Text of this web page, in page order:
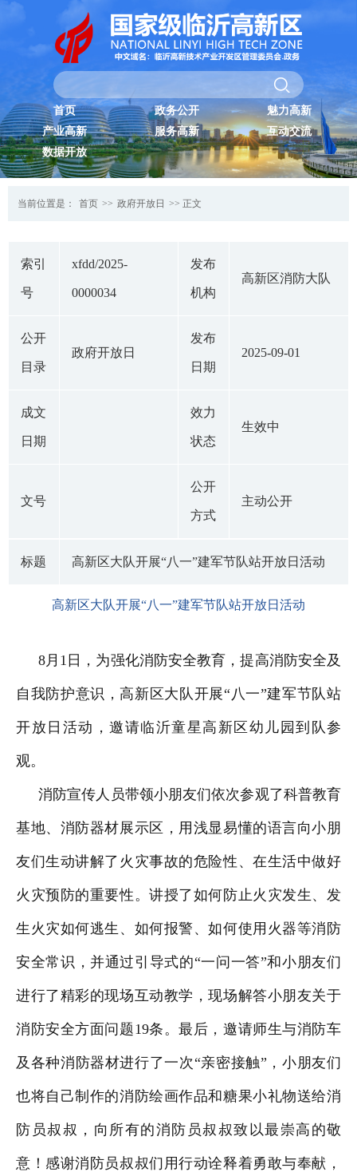
首页 政务公开
魅力高新
产业高新
服务高新
互动交流
数据开放
当前位置是： 首页 >> 政府开放日 >> 正文
索引
号
xfdd/2025-
0000034
发布
机构
高新区消防大队
公开
目录
政府开放日
发布
日期
2025-09-01
成文
日期
效力
状态
生效中
文号
公开
方式
主动公开
标题 高新区大队开展“八一”建军节队站开放日活动
高新区大队开展“八一”建军节队站开放日活动
8月1日，为强化消防安全教育，提高消防安全及
自我防护意识，高新区大队开展“八一”建军节队站
开放日活动，邀请临沂童星高新区幼儿园到队参
观。
消防宣传人员带领小朋友们依次参观了科普教育
基地、消防器材展示区，用浅显易懂的语言向小朋
友们生动讲解了火灾事故的危险性、在生活中做好
火灾预防的重要性。讲授了如何防止火灾发生、发
生火灾如何逃生、如何报警、如何使用火器等消防
安全常识，并通过引导式的“一问一答”和小朋友们
进行了精彩的现场互动教学，现场解答小朋友关于
消防安全方面问题19条。最后，邀请师生与消防车
及各种消防器材进行了一次“亲密接触”，小朋友们
也将自己制作的消防绘画作品和糖果小礼物送给消
防员叔叔，向所有的消防员叔叔致以最崇高的敬
意！感谢消防员叔叔们用行动诠释着勇敢与奉献，